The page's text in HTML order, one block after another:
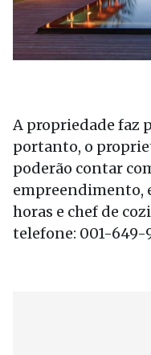
A propriedade faz
portanto, o
poderão contar
empreendimento,
horas e chef de
telefone: 001-649-